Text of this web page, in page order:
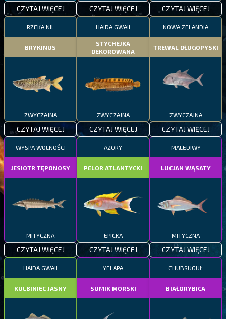
CZYTAJ WIĘCEJ CZYTAJ WIĘCEJ CZYTAJ WIĘCEJ
RZEKA NIL
BRYKINUS
ZWYCZAJNA
CZYTAJ WIĘCEJ
HAIDA GWAII
STYCHEJKA
DEKOROWANA
ZWYCZAJNA
CZYTAJ WIĘCEJ
NOWA ZELANDIA
TREWAL DŁUGOPYSKI
ZWYCZAJNA
CZYTAJ WIĘCEJ
WYSPA WOLNOŚCI
JESIOTR TĘPONOSY
MITYCZNA
CZYTAJ WIĘCEJ
AZORY
PELOR ATLANTYCKI
EPICKA
CZYTAJ WIĘCEJ
MALEDIWY
LUCJAN WĄSATY
MITYCZNA
CZYTAJ WIĘCEJ
HAIDA GWAII
KULBINIEC JASNY
YELAPA
SUMIK MORSKI
CHUBSUGUŁ
BIAŁORYBICA